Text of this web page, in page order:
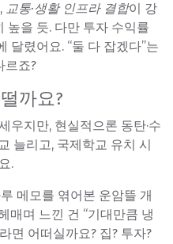
교통·생활 인프라 결합이 강
높을 듯. 다만 투자 수익률
달렸어요. “둘 다 잡겠다”는
르죠?
까요?
우지만, 현실적으론 동탄·수
늘리고, 국제학교 유치 시
.
메모를 엮어본 운암뜰 개
매며 느낀 건 “기대만큼 냉
면 어떠실까요? 집? 투자?